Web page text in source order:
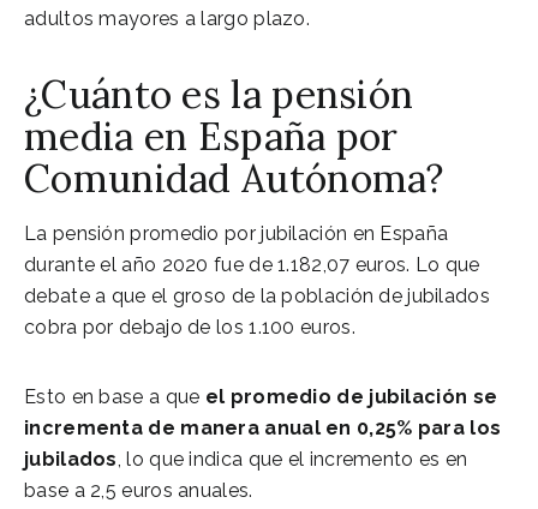
adultos mayores a largo plazo.
¿Cuánto es la pensión
media en España por
Comunidad Autónoma?
La pensión promedio por jubilación en España
durante el año 2020 fue de 1.182,07 euros. Lo que
debate a que el groso de la población de jubilados
cobra por debajo de los 1.100 euros.
Esto en base a que el promedio de jubilación se
incrementa de manera anual en 0,25% para los
jubilados, lo que indica que el incremento es en
base a 2,5 euros anuales.